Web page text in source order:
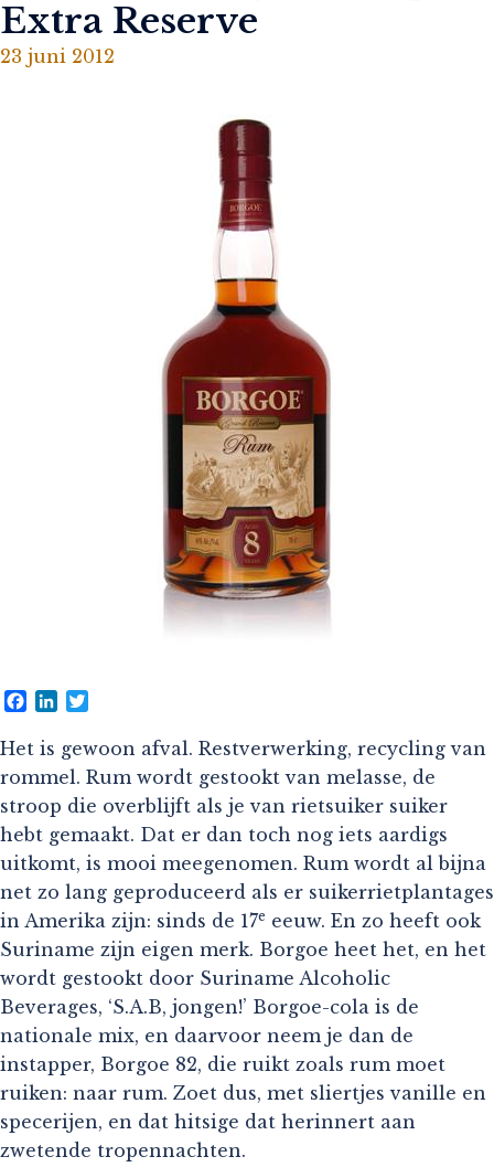
Extra Reserve
23 juni 2012
Facebook
LinkedIn
Het is gewoon afval. Restverwerking, recycling van
rommel. Rum wordt gestookt van melasse, de
stroop die overblijft als je van rietsuiker suiker
hebt gemaakt. Dat er dan toch nog iets aardigs
uitkomt, is mooi meegenomen. Rum wordt al bijna
net zo lang geproduceerd als er suikerrietplantages
in Amerika zijn: sinds de 17e eeuw. En zo heeft ook
Suriname zijn eigen merk. Borgoe heet het, en het
wordt gestookt door Suriname Alcoholic
Beverages, ‘S.A.B, jongen!’ Borgoe-cola is de
nationale mix, en daarvoor neem je dan de
instapper, Borgoe 82, die ruikt zoals rum moet
ruiken: naar rum. Zoet dus, met sliertjes vanille en
specerijen, en dat hitsige dat herinnert aan
zwetende tropennachten.